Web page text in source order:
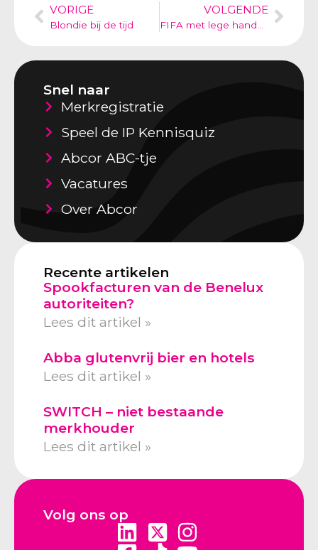
VORIGE
Blondie bij de tijd
VOLGENDE
Snel naar
Merkregistratie
Speel de IP Kennisquiz
Abcor ABC-tje
Vacatures
Over Abcor
Recente artikelen
Spookfacturen van de Benelux
autoriteiten?
Lees dit artikel »
Abba glutenvrij bier en hotels
Lees dit artikel »
SWITCH – niet bestaande
merkhouder
Lees dit artikel »
Volg ons op